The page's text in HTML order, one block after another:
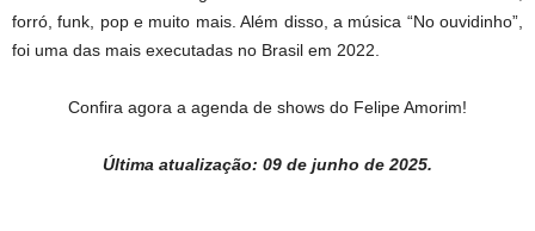
forró, funk, pop e muito mais. Além disso, a música “No ouvidinho”,
foi uma das mais executadas no Brasil em 2022.
Confira agora a agenda de shows do Felipe Amorim!
Última atualização: 09 de junho de 2025.